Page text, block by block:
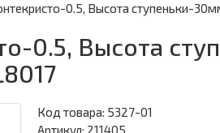
0.5, Высота ступеньки-
0.5, Высота
Код товара: 5327-01
Артикул: 211405